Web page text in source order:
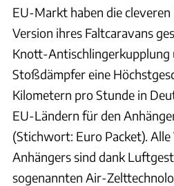
EU-Markt haben die
Version ihres Faltcaravans
Knott-Antischlingerkupplung
Stoßdämpfer eine
Kilometern pro Stunde in
EU-Ländern für den
(Stichwort: Euro Packet).
Anhängers sind dank
sogenannten Air-